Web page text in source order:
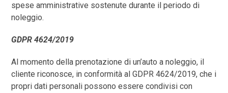
spese amministrative sostenute durante il periodo di
noleggio.
GDPR 4624/2019
Al momento della prenotazione di un’auto a noleggio, il
cliente riconosce, in conformità al GDPR 4624/2019, che i
propri dati personali possono essere condivisi con